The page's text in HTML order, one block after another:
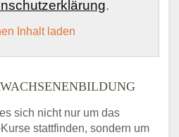
.
Inhalt laden
sich nicht nur um das
stattfinden, sondern um